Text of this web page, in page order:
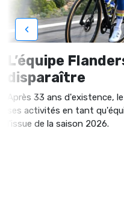
L’équipe
disparaître
Après 33 ans d'existence,
ses activités en tant
l'issue de la saison 2026.
‹